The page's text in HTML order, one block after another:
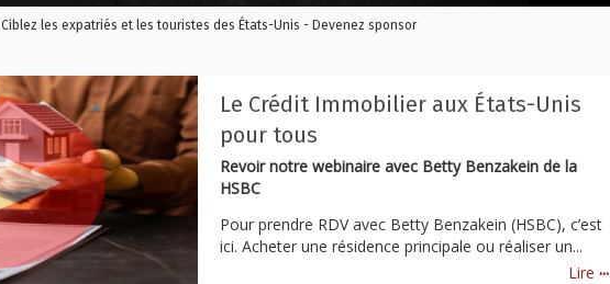
Ciblez les expatriés et les touristes des États-Unis - Devenez sponsor
Le Crédit Immobilier aux États-Unis
pour tous
Revoir notre webinaire avec Betty Benzakein de la
HSBC
Pour prendre RDV avec Betty Benzakein (HSBC), c’est
ici. Acheter une résidence principale ou réaliser un...
Lire ...